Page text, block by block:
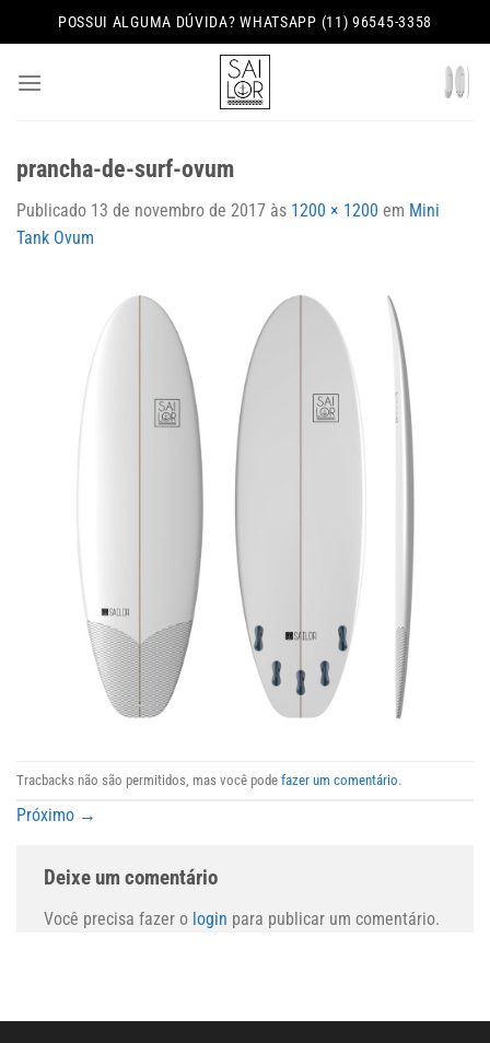
to
POSSUI ALGUMA DÚVIDA? WHATSAPP (11) 96545-3358
prancha-de-surf-ovum
Publicado 13 de novembro de 2017 às 1200 × 1200 em Mini
Tank Ovum
Tracbacks não são permitidos, mas você pode fazer um comentário.
Próximo →
Deixe um comentário
Você precisa fazer o login para publicar um comentário.